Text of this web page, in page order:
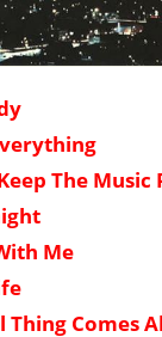
The Music
Me
Thing Comes